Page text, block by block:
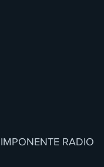
IMPONENTE RADIO